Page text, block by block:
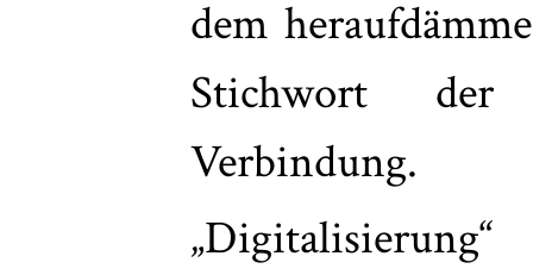
dem
Stichwort der
Verbindung.